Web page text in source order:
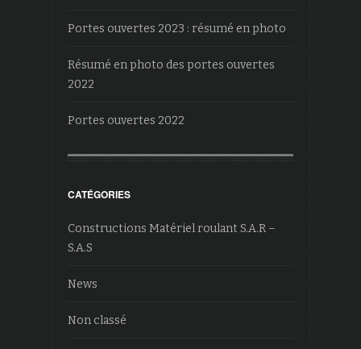
Portes ouvertes 2023 : résumé en photo
Résumé en photo des portes ouvertes
2022
Portes ouvertes 2022
CATÉGORIES
Constructions Matériel roulant S.A.R –
S.A.S
News
Non classé